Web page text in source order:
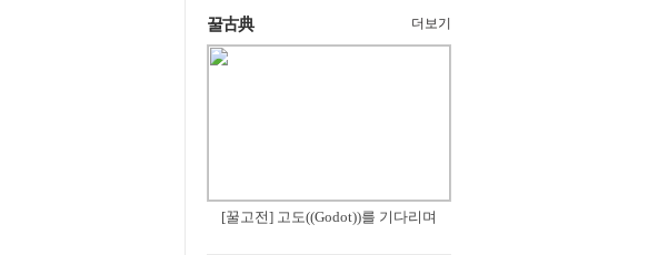
꿀古典 더보기
[꿀고전] 고도((Godot))를 기다리며